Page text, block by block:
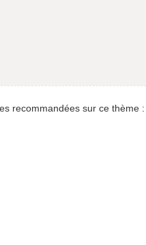
recommandées sur ce thème :